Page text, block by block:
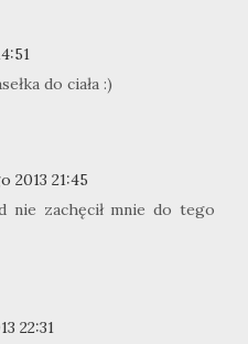
do ciała :)
2013 21:45
nie zachęcił mnie do tego
22:31